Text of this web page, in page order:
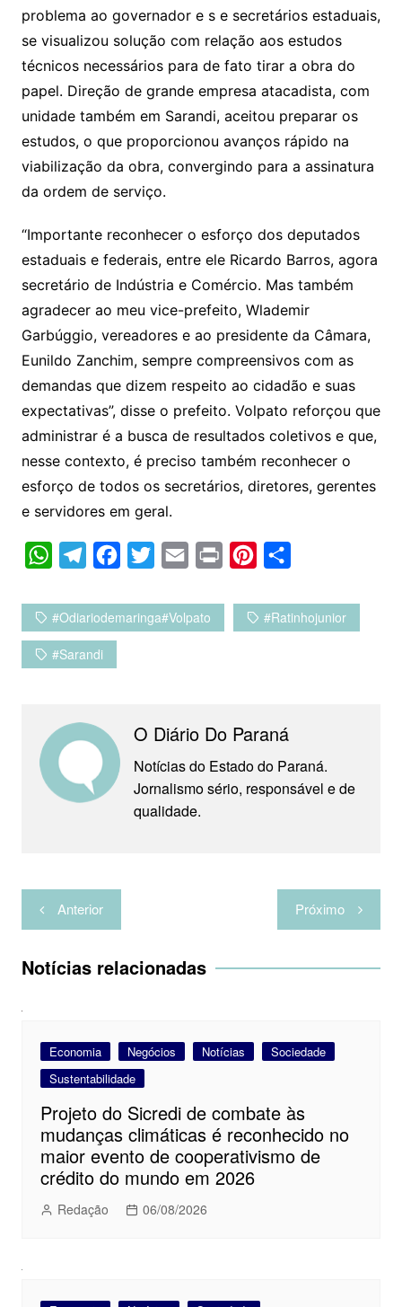
problema ao governador e s e secretários estaduais,
se visualizou solução com relação aos estudos
técnicos necessários para de fato tirar a obra do
papel. Direção de grande empresa atacadista, com
unidade também em Sarandi, aceitou preparar os
estudos, o que proporcionou avanços rápido na
viabilização da obra, convergindo para a assinatura
da ordem de serviço.
“Importante reconhecer o esforço dos deputados
estaduais e federais, entre ele Ricardo Barros, agora
secretário de Indústria e Comércio. Mas também
agradecer ao meu vice-prefeito, Wlademir
Garbúggio, vereadores e ao presidente da Câmara,
Eunildo Zanchim, sempre compreensivos com as
demandas que dizem respeito ao cidadão e suas
expectativas”, disse o prefeito. Volpato reforçou que
administrar é a busca de resultados coletivos e que,
nesse contexto, é preciso também reconhecer o
esforço de todos os secretários, diretores, gerentes
e servidores em geral.
W
a
t
s
l
e
g
m
c
e
i
t
a
i
i
n
n
t
s
t
m
p
l
h
#odiariodemaringa#volpato #ratinhojunior
#sarandi
O Diário Do Paraná
Notícias do Estado do Paraná.
Jornalismo sério, responsável e de
qualidade.
Navegação
de
Post
Anterior Próximo
Notícias relacionadas
Economia Negócios Notícias
Sociedade
Sustentabilidade
Projeto do Sicredi de combate às
mudanças climáticas é reconhecido no
maior evento de cooperativismo de
crédito do mundo em 2026
Redação 06/08/2026